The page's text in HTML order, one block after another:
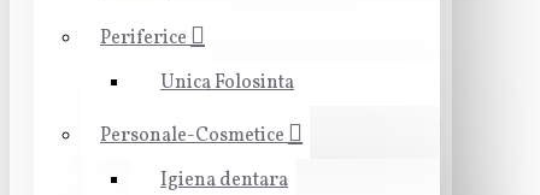
Periferice
Unica Folosinta
Personale-Cosmetice
Igiena dentara